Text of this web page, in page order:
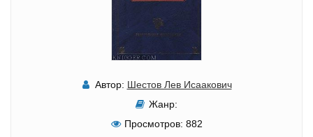
Автор: Шестов Лев Исаакович
Жанр:
Просмотров: 882